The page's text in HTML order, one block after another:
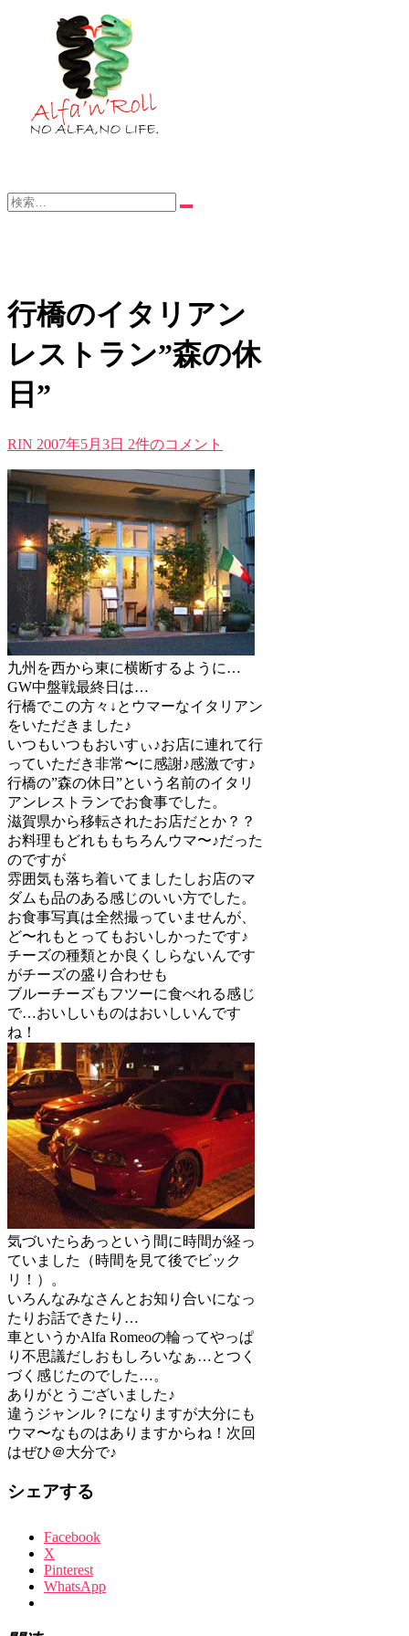
::: Alfa'n'Roll :::
検
行橋のイタリアン
レストラン”森の休
日”
RIN 2007年5月3日 2件のコメント
九州を西から東に横断するように…
GW中盤戦最終日は…
行橋でこの方々↓とウマーなイタリアン
をいただきました♪
いつもいつもおいすぃ♪お店に連れて行
っていただき非常〜に感謝♪感激です♪
行橋の”森の休日”という名前のイタリ
アンレストランでお食事でした。
滋賀県から移転されたお店だとか？？
お料理もどれももちろんウマ〜♪だった
のですが
雰囲気も落ち着いてましたしお店のマ
ダムも品のある感じのいい方でした。
お食事写真は全然撮っていませんが、
ど〜れもとってもおいしかったです♪
チーズの種類とか良くしらないんです
がチーズの盛り合わせも
ブルーチーズもフツーに食べれる感じ
で…おいしいものはおいしいんです
ね！
気づいたらあっという間に時間が経っ
ていました（時間を見て後でビック
リ！）。
いろんなみなさんとお知り合いになっ
たりお話できたり…
車というかAlfa Romeoの輪ってやっぱ
り不思議だしおもしろいなぁ…とつく
づく感じたのでした…。
ありがとうございました♪
違うジャンル？になりますが大分にも
ウマ〜なものはありますからね！次回
はぜひ＠大分で♪
シェアする
Facebook
X
Pinterest
WhatsApp